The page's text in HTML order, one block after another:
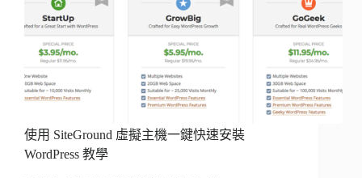
使用 SiteGround 虛擬主機一鍵快速安裝
WordPress 教學